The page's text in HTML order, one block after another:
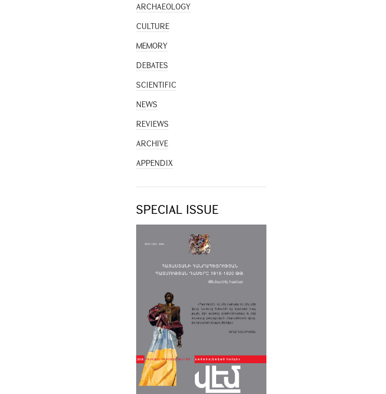
ARCHAEOLOGY
CULTURE
MEMORY
DEBATES
SCIENTIFIC
NEWS
REVIEWS
ARCHIVE
APPENDIX
SPECIAL ISSUE